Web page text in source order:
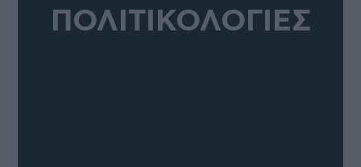
ΠΟΛΙΤΙΚΟΛΟΓΙΕΣ